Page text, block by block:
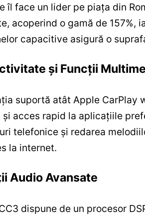
îl face un lider pe piața din
acoperind o gamă de 157%,
capacitive asigură o
și Funcții
suportă atât Apple CarPlay
și acces rapid la aplicațiile
telefonice și redarea
la internet.
Audio Avansate
dispune de un procesor